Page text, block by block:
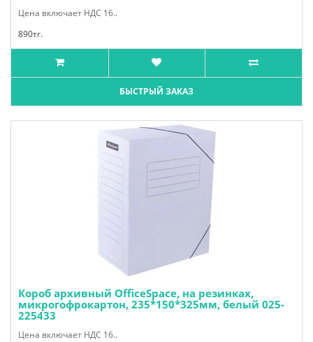
Цена включает НДС 16..
890тг.
БЫСТРЫЙ ЗАКАЗ
Короб архивный OfficeSpace, на резинках,
микрогофрокартон, 235*150*325мм, белый 025-
225433
Цена включает НДС 16..